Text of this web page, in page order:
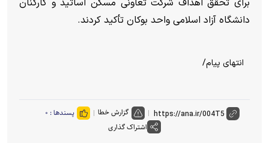
برای تحقق اهداف شرکت تعاونی مسکن اساتید و کارکنان
دانشگاه آزاد اسلامی واحد بوکان تأکید کردند.
انتهای پیام/
گزارش خطا پسندها : ۰
اشتراک گذاری